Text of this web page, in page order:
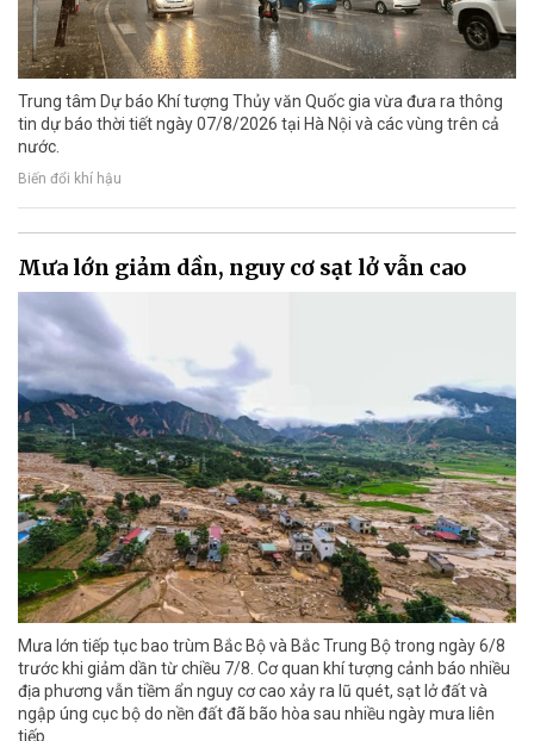
Trung tâm Dự báo Khí tượng Thủy văn Quốc gia vừa đưa ra thông
tin dự báo thời tiết ngày 07/8/2026 tại Hà Nội và các vùng trên cả
nước.
Biến đổi khí hậu
Mưa lớn giảm dần, nguy cơ sạt lở vẫn cao
Mưa lớn tiếp tục bao trùm Bắc Bộ và Bắc Trung Bộ trong ngày 6/8
trước khi giảm dần từ chiều 7/8. Cơ quan khí tượng cảnh báo nhiều
địa phương vẫn tiềm ẩn nguy cơ cao xảy ra lũ quét, sạt lở đất và
ngập úng cục bộ do nền đất đã bão hòa sau nhiều ngày mưa liên
tiếp.